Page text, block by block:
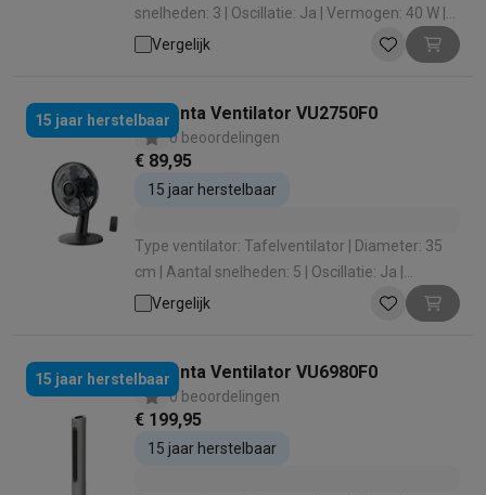
snelheden: 3 | Oscillatie: Ja | Vermogen: 40 W |
Silence functie: Ja
Vergelijk
15 jaar herstelbaarRowenta Ventilator VU2750F0
0 beoordelingen
€ 89,95
15 jaar herstelbaar
Type ventilator: Tafelventilator | Diameter: 35
cm | Aantal snelheden: 5 | Oscillatie: Ja |
Vermogen: 20 W
Vergelijk
15 jaar herstelbaarRowenta Ventilator VU6980F0
0 beoordelingen
€ 199,95
15 jaar herstelbaar